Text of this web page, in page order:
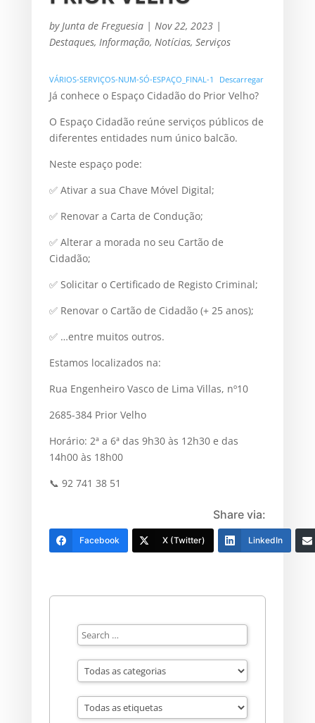
by Junta de Freguesia| Nov 22, 2023|
Destaques, Informação, Notícias, Serviços
VÁRIOS-SERVIÇOS-NUM-SÓ-ESPAÇO_FINAL-1 Descarregar
Já conhece o Espaço Cidadão do Prior Velho?
O Espaço Cidadão reúne serviços públicos de
diferentes entidades num único balcão.
Neste espaço pode:
✅ Ativar a sua Chave Móvel Digital;
✅ Renovar a Carta de Condução;
✅ Alterar a morada no seu Cartão de
Cidadão;
✅ Solicitar o Certificado de Registo Criminal;
✅ Renovar o Cartão de Cidadão (+ 25 anos);
✅ …entre muitos outros.
Estamos localizados na:
Rua Engenheiro Vasco de Lima Villas, nº10
2685-384 Prior Velho
Horário: 2ª a 6ª das 9h30 às 12h30 e das
14h00 às 18h00
📞 92 741 38 51
Share via:
Facebook X (Twitter) LinkedIn